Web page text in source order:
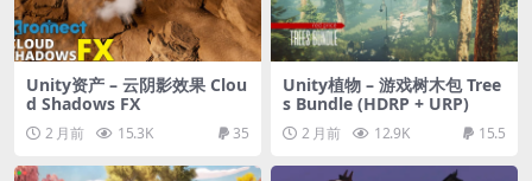
Unity资产 – 云阴影效果 Clou
d Shadows FX
2 月前 15.3K 35
Unity植物 – 游戏树木包 Tree
s Bundle (HDRP + URP)
2 月前 12.9K 15.5